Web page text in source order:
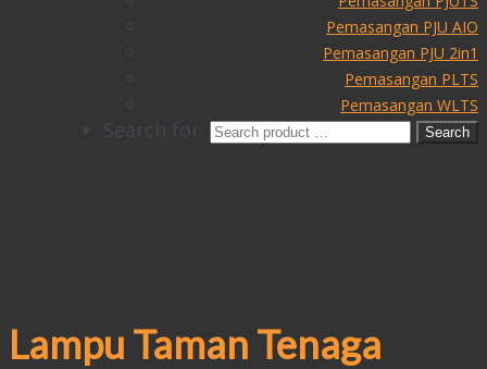
Pemasangan PJU AIO
Pemasangan PJU 2in1
Pemasangan PLTS
Pemasangan WLTS
Search for:
Lampu Taman Tenaga